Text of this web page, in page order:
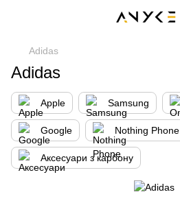
Adidas
Adidas
Apple Samsung
Google Nothing Phone
Аксесуари з карбону